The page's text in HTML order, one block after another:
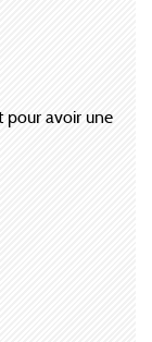
pour avoir une